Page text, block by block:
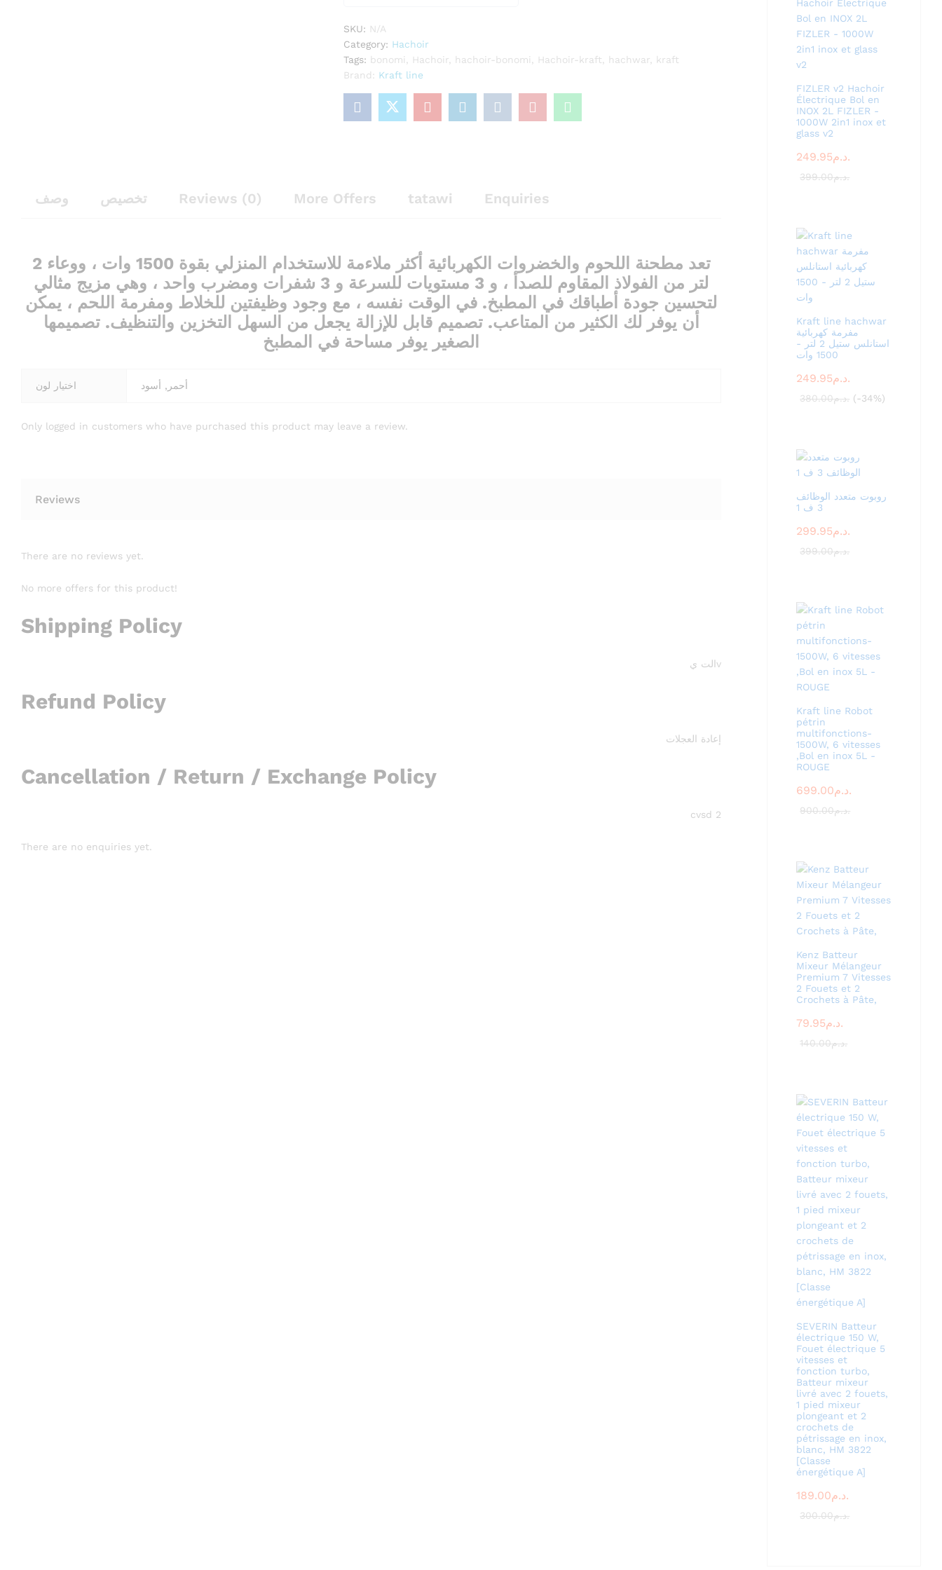
t
o
f
SKU: N/A
Category: Hachoir
Tags: bonomi Hachoir, hachoir-bonomi Hachoir-kraft hachwar,
kraft
Brand: Kraft line
وصف تخصيص Reviews (0) More Offers tatawi Enquiries
تعد مطحنة اللحوم والخضروات الكهربائية أكثر ملاءمة للاستخدام المنزلي بقوة 1500 وات ، ووعاء 2
لتر من الفولاذ المقاوم للصدأ ، و 3 مستويات للسرعة و 3 شفرات ومضرب واحد ، وهي مزيج مثالي
لتحسين جودة أطباقك في المطبخ. في الوقت نفسه ، مع وجود وظيفتين للخلاط ومفرمة اللحم ، يمكن
أن يوفر لك الكثير من المتاعب. تصميم قابل للإزالة يجعل من السهل التخزين والتنظيف. تصميمها
الصغير يوفر مساحة في المطبخ
اختيار لون أحمر, أسود
Only logged in customers who have purchased this product may leave a review.
Reviews
There are no reviews yet.
No more offers for this product!
Shipping Policy
vالت ي
Refund Policy
إعادة العجلات
Cancellation / Return / Exchange Policy
cvsd 2
There are no enquiries yet.
FIZLER v2 Hachoir
Électrique Bol en
INOX 2L FIZLER -
1000W 2in1 inox et
glass v2
249.95 د.م.
399.00 د.م.
Kraft line hachwar
مفرمة كهربائية
استانلس ستيل 2 لتر -
1500 وات
249.95 د.م.
380.00 د.م. (-34%)
روبوت متعدد الوظائف
3 ف 1
299.95 د.م.
399.00 د.م.
Kraft line Robot
pétrin
multifonctions-
1500W, 6 vitesses
,Bol en inox 5L -
ROUGE
699.00 د.م.
900.00 د.م.
Kenz Batteur
Mixeur Mélangeur
Premium 7 Vitesses
2 Fouets et 2
Crochets à Pâte,
79.95 د.م.
140.00 د.م.
SEVERIN Batteur
électrique 150 W,
Fouet électrique 5
vitesses et
fonction turbo,
Batteur mixeur
livré avec 2 fouets,
1 pied mixeur
plongeant et 2
crochets de
pétrissage en inox,
blanc, HM 3822
[Classe
énergétique A]
189.00 د.م.
300.00 د.م.